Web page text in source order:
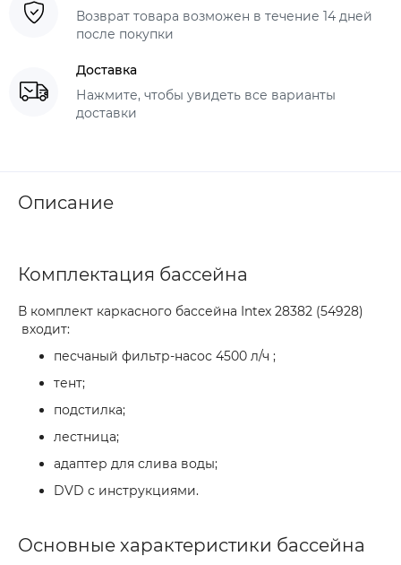
Возврат товара возможен в течение 14 дней
после покупки
Доставка
Нажмите, чтобы увидеть все варианты
доставки
Описание
Комплектация бассейна
В комплект каркасного бассейна Intex 28382 (54928)
входит:
песчаный фильтр-насос 4500 л/ч ;
тент;
подстилка;
лестница;
адаптер для слива воды;
DVD с инструкциями.
Основные характеристики бассейна